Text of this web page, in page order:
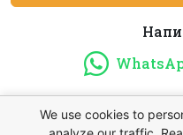
We use cookies to